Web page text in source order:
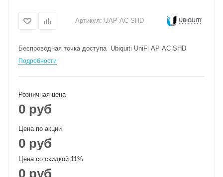
Артикул: UAP-AC-SHD
Беспроводная точка доступа Ubiquiti UniFi AP AC SHD
Подробности
Розничная цена
0 руб
Цена по акции
0 руб
Цена со скидкой 11%
0 руб